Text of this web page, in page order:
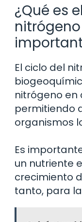
¿Qué es
El ciclo del
nitrógeno en
permitiendo
organismos
Es
un nutriente
crecimiento
tanto, para